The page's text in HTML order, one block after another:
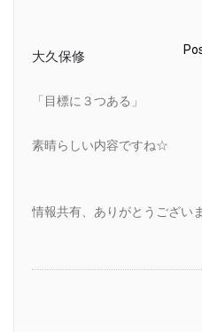
大久保修
「目標に３つある」
素晴らしい内容ですね☆
情報共有、ありがとうござい